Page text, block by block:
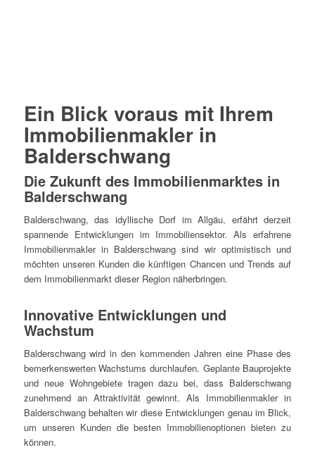
Ein Blick voraus mit Ihrem
Immobilienmakler in
Balderschwang
Die Zukunft des Immobilienmarktes in
Balderschwang
Balderschwang, das idyllische Dorf im Allgäu, erfährt derzeit
spannende Entwicklungen im Immobiliensektor. Als erfahrene
Immobilienmakler in Balderschwang sind wir optimistisch und
möchten unseren Kunden die künftigen Chancen und Trends auf
dem Immobilienmarkt dieser Region näherbringen.
Innovative Entwicklungen und
Wachstum
Balderschwang wird in den kommenden Jahren eine Phase des
bemerkenswerten Wachstums durchlaufen. Geplante Bauprojekte
und neue Wohngebiete tragen dazu bei, dass Balderschwang
zunehmend an Attraktivität gewinnt. Als Immobilienmakler in
Balderschwang behalten wir diese Entwicklungen genau im Blick,
um unseren Kunden die besten Immobilienoptionen bieten zu
können.